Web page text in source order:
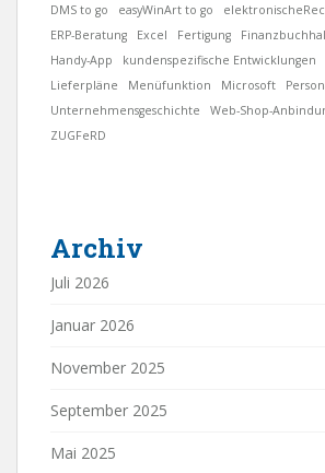
DMS to go
easyWinArt to go
ERP-Beratung
Excel Fertigung
Handy-App
kundenspezifische Entwicklungen
Lieferpläne
Menüfunktion Microsoft
Unternehmensgeschichte
Web-Shop-
ZUGFeRD
Archiv
Juli 2026
Januar 2026
November 2025
September 2025
Mai 2025